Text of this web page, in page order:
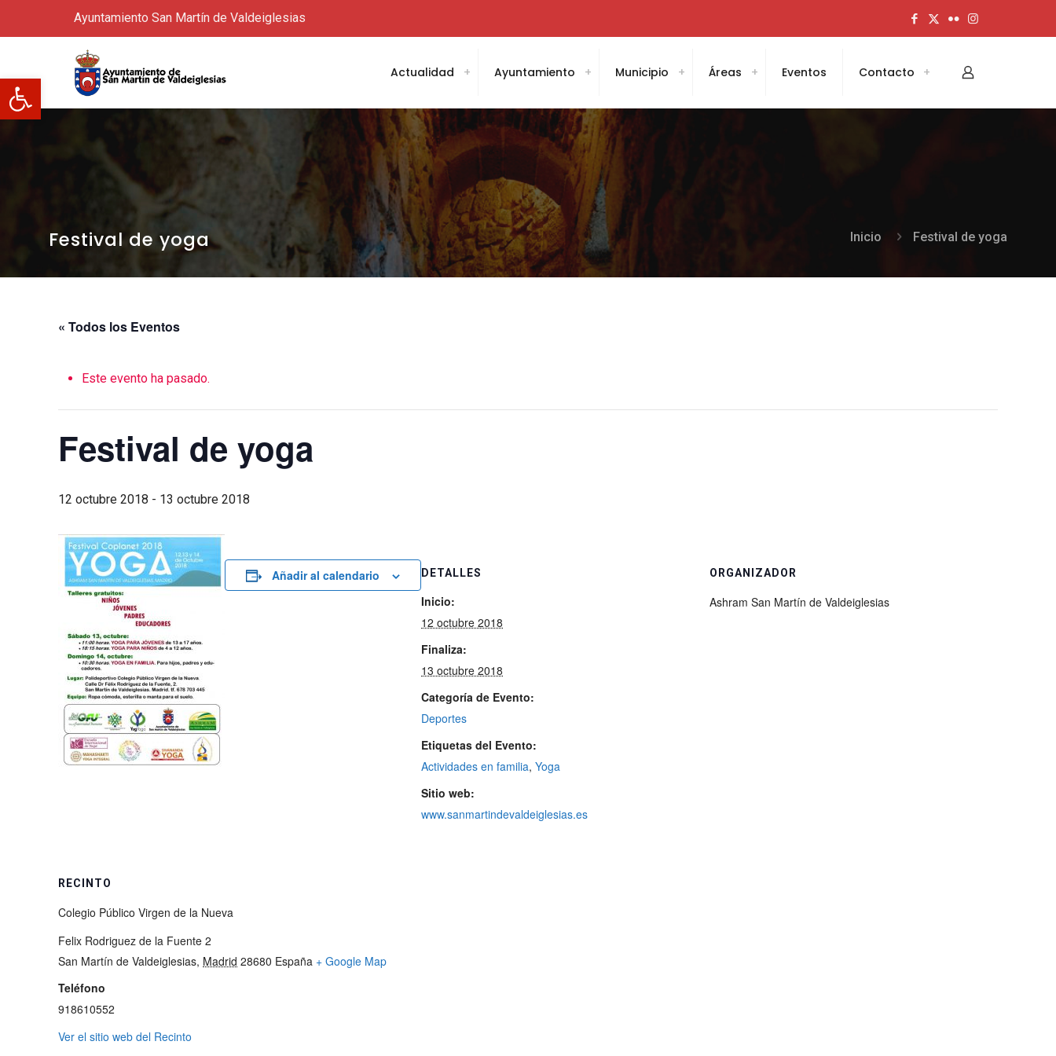
Abrir barra de herramientas
Ayuntamiento San Martín de Valdeiglesias
Actualidad Ayuntamiento Municipio Áreas Eventos Contacto
Festival de yoga Inicio Festival de yoga
« Todos los Eventos
Este evento ha pasado.
Festival de yoga
12 octubre 2018 - 13 octubre 2018
Añadir al calendario DETALLES
Inicio:
12 octubre 2018
Finaliza:
13 octubre 2018
Categoría de Evento:
Deportes
Etiquetas del Evento:
Actividades en familia,Yoga
Sitio web:
www.sanmartindevaldeiglesias.es
ORGANIZADOR
Ashram San Martín de Valdeiglesias
RECINTO
Colegio Público Virgen de la Nueva
Felix Rodriguez de la Fuente 2
San Martín de Valdeiglesias, Madrid 28680 España + Google Map
Teléfono
918610552
Ver el sitio web del Recinto